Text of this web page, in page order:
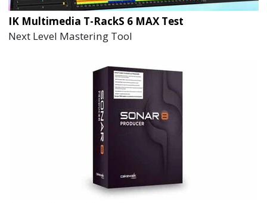
IK Multimedia T-RackS 6 MAX Test
Next Level Mastering Tool